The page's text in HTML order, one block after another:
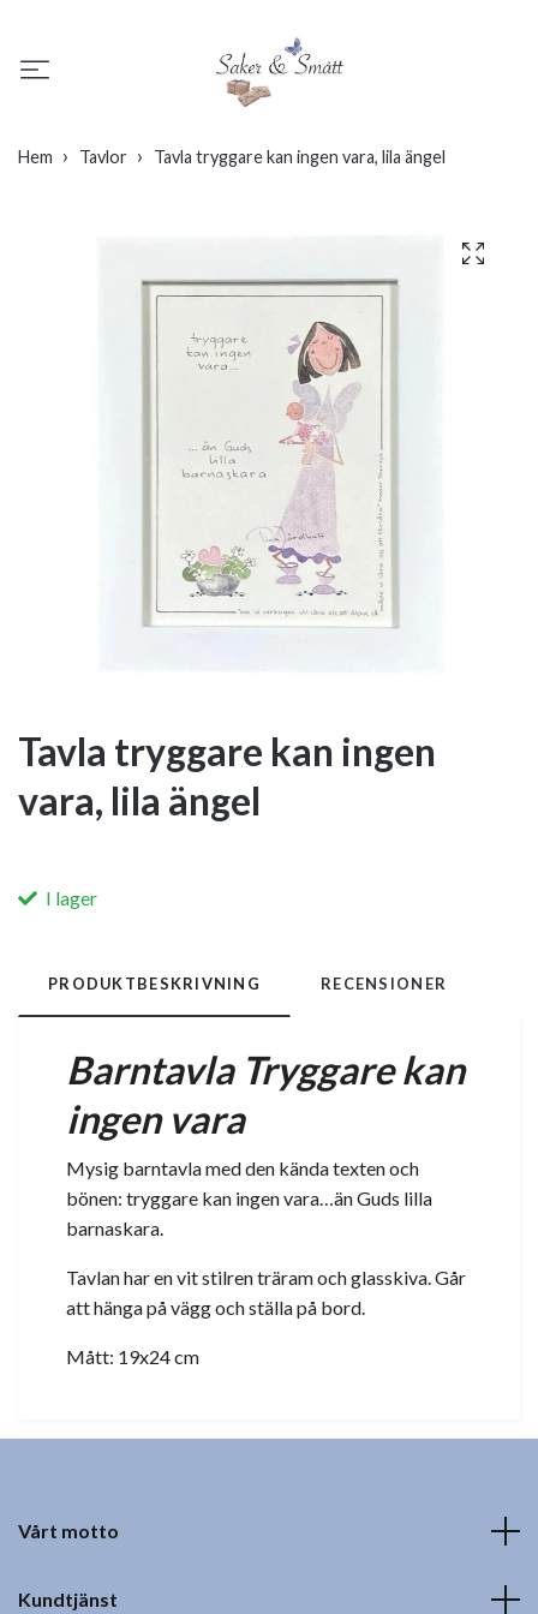
Hem Tavlor Tavla tryggare kan ingen vara, lila ängel
Tavla tryggare kan ingen
vara, lila ängel
I lager
PRODUKTBESKRIVNING RECENSIONER
Barntavla Tryggare kan
ingen vara
Mysig barntavla med den kända texten och
bönen: tryggare kan ingen vara…än Guds lilla
barnaskara.
Tavlan har en vit stilren träram och glasskiva. Går
att hänga på vägg och ställa på bord.
Mått: 19x24 cm
Vårt motto
Kundtjänst